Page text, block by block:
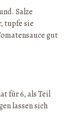
Salze
tupfe sie
gut
für 6, als Teil
lassen sich